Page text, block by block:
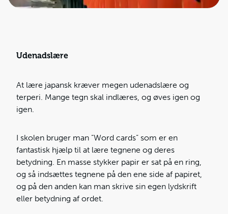
Udenadslære
At lære japansk kræver megen udenadslære og
terperi. Mange tegn skal indlæres, og øves igen og
igen.
I skolen bruger man ”Word cards” som er en
fantastisk hjælp til at lære tegnene og deres
betydning. En masse stykker papir er sat på en ring,
og så indsættes tegnene på den ene side af papiret,
og på den anden kan man skrive sin egen lydskrift
eller betydning af ordet.